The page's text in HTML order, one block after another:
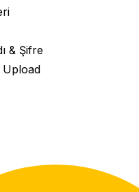
& Şifre
Upload